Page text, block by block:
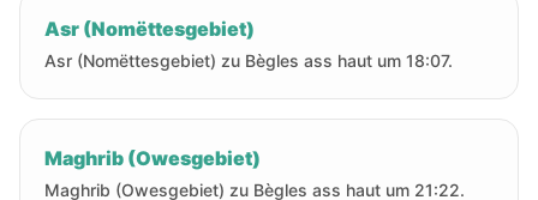
Asr (Nomëttesgebiet)
Asr (Nomëttesgebiet) zu Bègles ass haut um 18:07.
Maghrib (Owesgebiet)
Maghrib (Owesgebiet) zu Bègles ass haut um 21:22.